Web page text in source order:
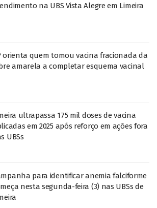
na UBS Vista Alegre em Limeira
orienta quem tomou vacina fracionada da
amarela a completar esquema vacinal
ultrapassa 175 mil doses de vacina
em 2025 após reforço em ações fora
UBSs
para identificar anemia falciforme
nesta segunda-feira (3) nas UBSs de